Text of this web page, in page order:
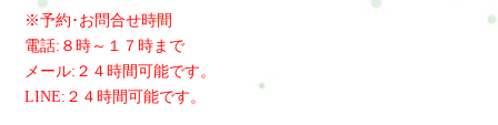
※予約･お問合せ時間
電話:８時～１７時まで
メール:２４時間可能です。
LINE:２４時間可能です。